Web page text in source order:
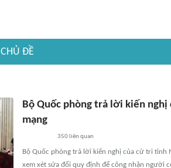
CHỦ ĐỀ
Bộ Quốc phòng trả lời kiến
mạng
350 liên quan
Bộ Quốc phòng trả lời kiến nghị của cử tri tỉnh
xem xét sửa đổi quy định để công nhận người